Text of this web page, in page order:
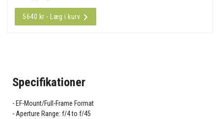
5640 kr - Læg i kurv
Specifikationer
EF-Mount/Full-Frame Format
Aperture Range: f/4 to f/45